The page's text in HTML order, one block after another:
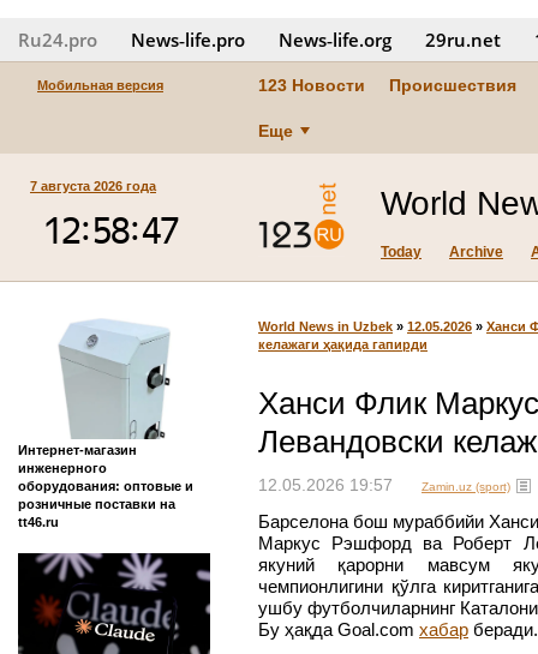
Ru24.pro News‑life.pro News‑life.org 29ru.net
Мобильная версия 123 Новости Происшествия
Еще
7 августа 2026 года World
Today Archive
Интернет-магазин
инженерного
оборудования: оптовые и
розничные поставки на
tt46.ru
World News in Uzbek » 12.05.2026 » Ханси
келажаги ҳақида гапирди
Ханси Флик
Левандовски
12.05.2026 19:57 Zamin.uz (sport)
Барселона бош мураббийи
Маркус Рэшфорд ва Роберт
якуний қарорни мавсум
чемпионлигини қўлга
ушбу футболчиларнинг
Бу ҳақда Goal.com хабар беради.